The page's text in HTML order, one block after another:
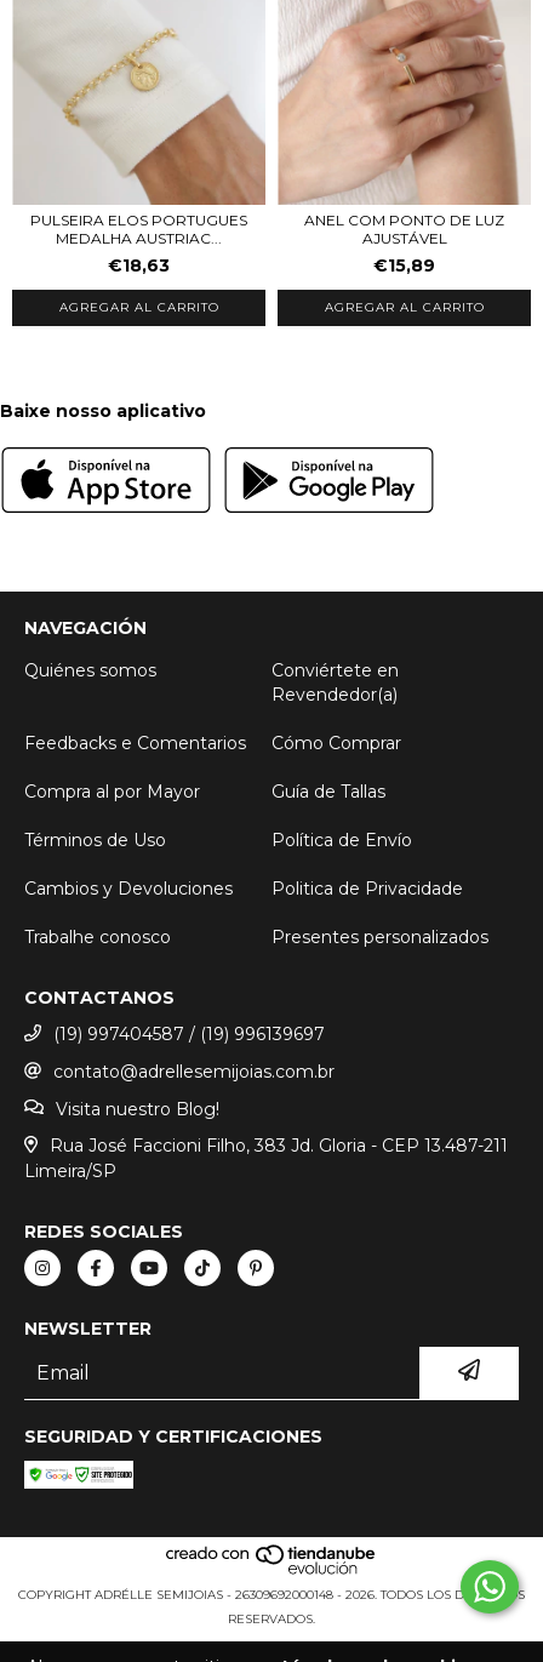
PULSEIRA ELOS PORTUGUES
MEDALHA AUSTRIAC...
€18,63
ANEL COM PONTO DE LUZ
AJUSTÁVEL
€15,89
AGREGAR AL CARRITO
Baixe nosso aplicativo
NAVEGACIÓN
Quiénes somos
Conviértete en
Revendedor(a)
Feedbacks e Comentarios Cómo Comprar
Compra al por Mayor Guía de Tallas
Términos de Uso Política de Envío
Cambios y Devoluciones Politica de Privacidade
Trabalhe conosco Presentes personalizados
CONTACTANOS
(19) 997404587 / (19) 996139697
contato@adrellesemijoias.com.br
Visita nuestro Blog!
Rua José Faccioni Filho, 383 Jd. Gloria - CEP 13.487-211
Limeira/SP
REDES SOCIALES
NEWSLETTER
SEGURIDAD Y CERTIFICACIONES
COPYRIGHT ADRÉLLE SEMIJOIAS - 26309692000148 - 2026. TODOS LOS DERECHOS
RESERVADOS.